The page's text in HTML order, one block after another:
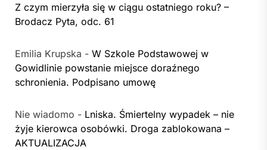
Z czym mierzyła się w ciągu ostatniego roku? –
Brodacz Pyta, odc. 61
Emilia Krupska - W Szkole Podstawowej w
Gowidlinie powstanie miejsce doraźnego
schronienia. Podpisano umowę
Nie wiadomo - Lniska. Śmiertelny wypadek – nie
żyje kierowca osobówki. Droga zablokowana –
AKTUALIZACJA